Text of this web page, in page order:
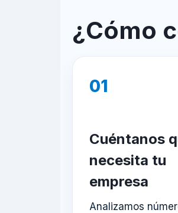
¿Cómo
01
Cuéntanos
necesita tu
empresa
Analizamos